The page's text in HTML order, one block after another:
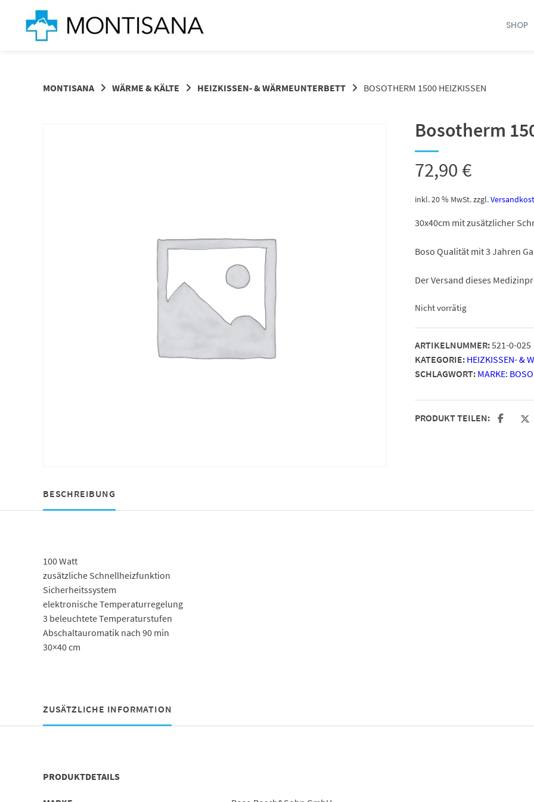
Springen
SHOP
MONTISANA WÄRME & KÄLTE HEIZKISSEN- & WÄRMEUNTERBETT BOSOTHERM 1500 HEIZKISSEN
Bosotherm
72,90€
inkl. 20 % MwSt.zzgl.
30x40cm mit zusätzlicher
Boso Qualität mit 3 Jahren
Der Versand dieses
Nicht vorrätig
ARTIKELNUMMER:521-0-025
KATEGORIE: HEIZKISSEN- &
SCHLAGWORT: MARKE:
PRODUKT TEILEN:
BESCHREIBUNG
100 Watt
zusätzliche Schnellheizfunktion
Sicherheitssystem
elektronische Temperaturregelung
3 beleuchtete Temperaturstufen
Abschaltauromatik nach 90 min
30×40 cm
ZUSÄTZLICHE INFORMATION
PRODUKTDETAILS